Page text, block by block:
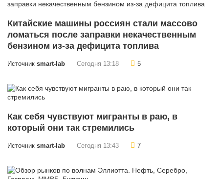
Китайские машины россиян стали массово
ломаться после заправки некачественным
бензином из-за дефицита топлива
Источник smart-lab Сегодня 13:18 5
Как себя чувствуют мигранты в раю, в
который они так стремились
Источник smart-lab Сегодня 13:43 7